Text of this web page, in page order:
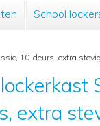
School
10-deurs, extra
extra